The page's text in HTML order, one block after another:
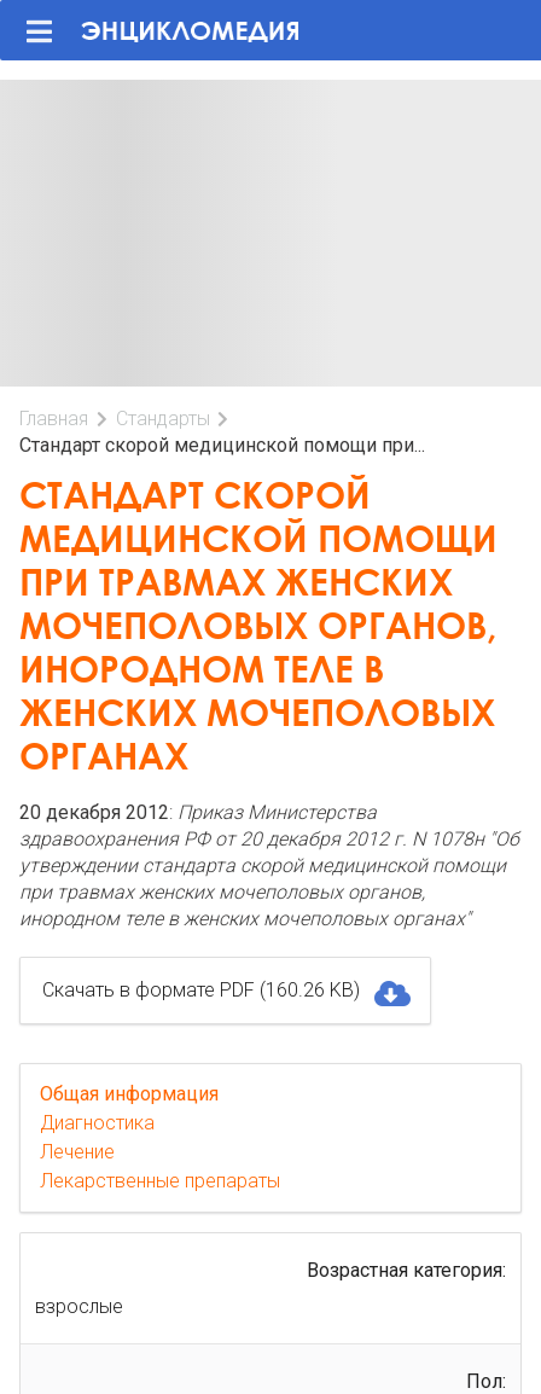
Главная
Стандарты
Стандарт скорой медицинской помощи при...
СТАНДАРТ СКОРОЙ
МЕДИЦИНСКОЙ ПОМОЩИ
ПРИ ТРАВМАХ ЖЕНСКИХ
МОЧЕПОЛОВЫХ ОРГАНОВ,
ИНОРОДНОМ ТЕЛЕ В
ЖЕНСКИХ МОЧЕПОЛОВЫХ
ОРГАНАХ
20 декабря 2012: Приказ Министерства
здравоохранения РФ от 20 декабря 2012 г. N 1078н "Об
утверждении стандарта скорой медицинской помощи
при травмах женских мочеполовых органов,
инородном теле в женских мочеполовых органах"
Скачать в формате PDF (160.26 KB)
Общая информация
Диагностика
Лечение
Лекарственные препараты
Возрастная категория:
взрослые
Пол: